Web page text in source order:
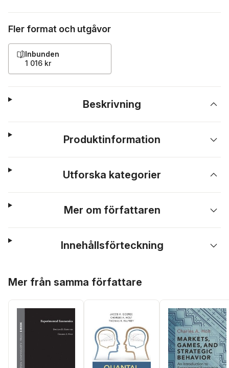
Fler format och utgåvor
Inbunden
1 016 kr
Beskrivning
Produktinformation
Utforska kategorier
Mer om författaren
Innehållsförteckning
Mer från samma författare